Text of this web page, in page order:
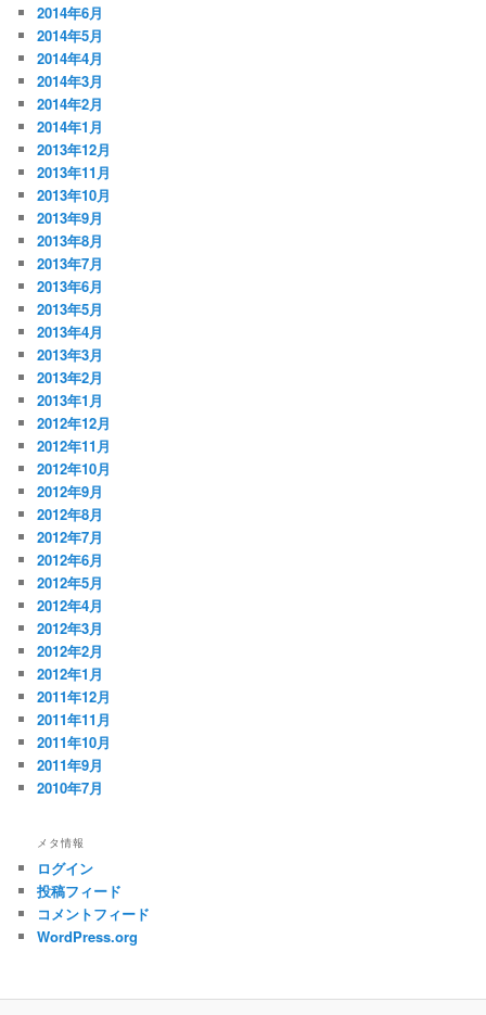
2014年6月
2014年5月
2014年4月
2014年3月
2014年2月
2014年1月
2013年12月
2013年11月
2013年10月
2013年9月
2013年8月
2013年7月
2013年6月
2013年5月
2013年4月
2013年3月
2013年2月
2013年1月
2012年12月
2012年11月
2012年10月
2012年9月
2012年8月
2012年7月
2012年6月
2012年5月
2012年4月
2012年3月
2012年2月
2012年1月
2011年12月
2011年11月
2011年10月
2011年9月
2010年7月
メタ情報
ログイン
投稿フィード
コメントフィード
WordPress.org